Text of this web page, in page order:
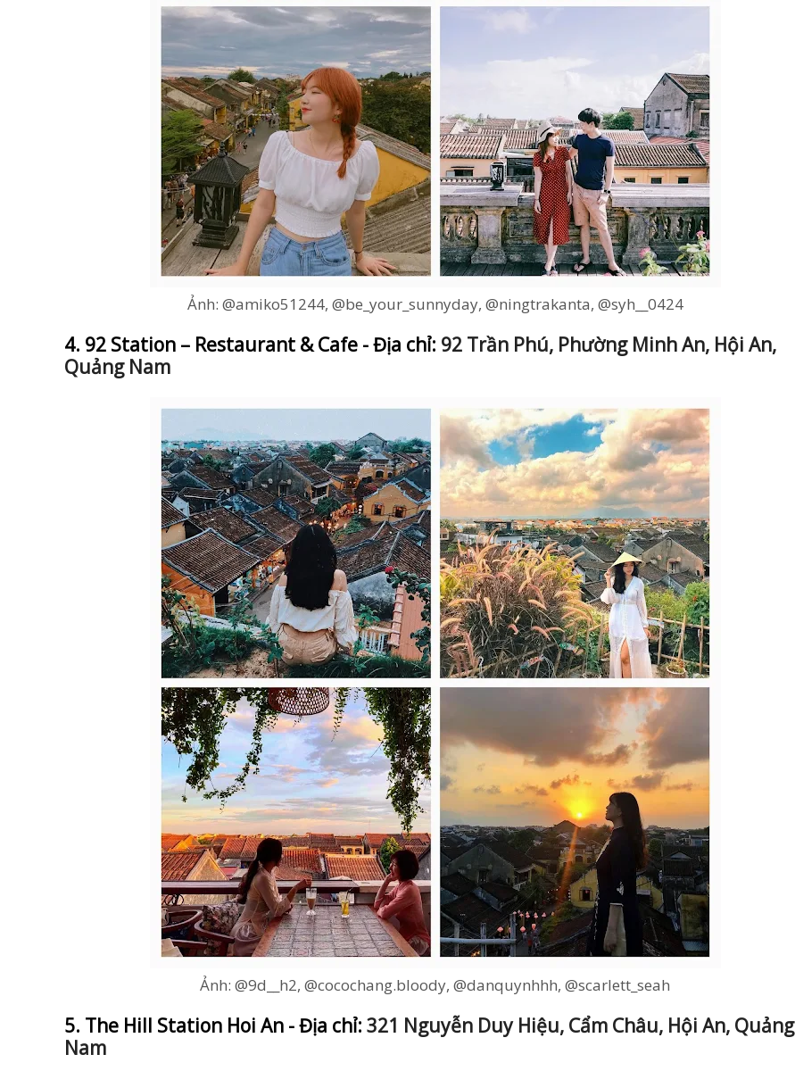
Ảnh: @amiko51244, @be_your_sunnyday, @ningtrakanta, @syh__0424
4. 92 Station – Restaurant & Cafe - Địa chỉ: 92 Trần Phú, Phường Minh An, Hội An,
Quảng Nam
Ảnh: @9d__h2, @cocochang.bloody, @danquynhhh, @scarlett_seah
5. The Hill Station Hoi An - Địa chỉ: 321 Nguyễn Duy Hiệu, Cẩm Châu, Hội An, Quảng
Nam